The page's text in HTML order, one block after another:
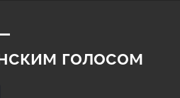
голосом